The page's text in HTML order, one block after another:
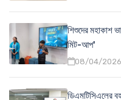
শিশুদের মহাকাশ
মিট-আপ'
08/04/2026
ডিএমটিসিএলের